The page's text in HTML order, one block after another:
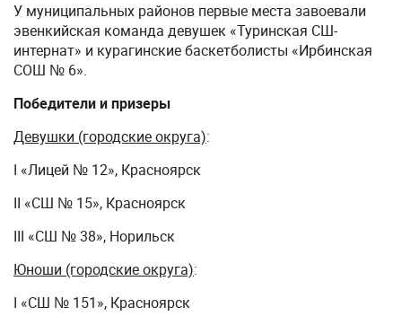
У муниципальных районов первые места завоевали
эвенкийская команда девушек «Туринская СШ-
интернат» и курагинские баскетболисты «Ирбинская
СОШ № 6».
Победители и призеры
Девушки (городские округа):
I «Лицей № 12», Красноярск
II «СШ № 15», Красноярск
III «СШ № 38», Норильск
Юноши (городские округа):
I «СШ № 151», Красноярск